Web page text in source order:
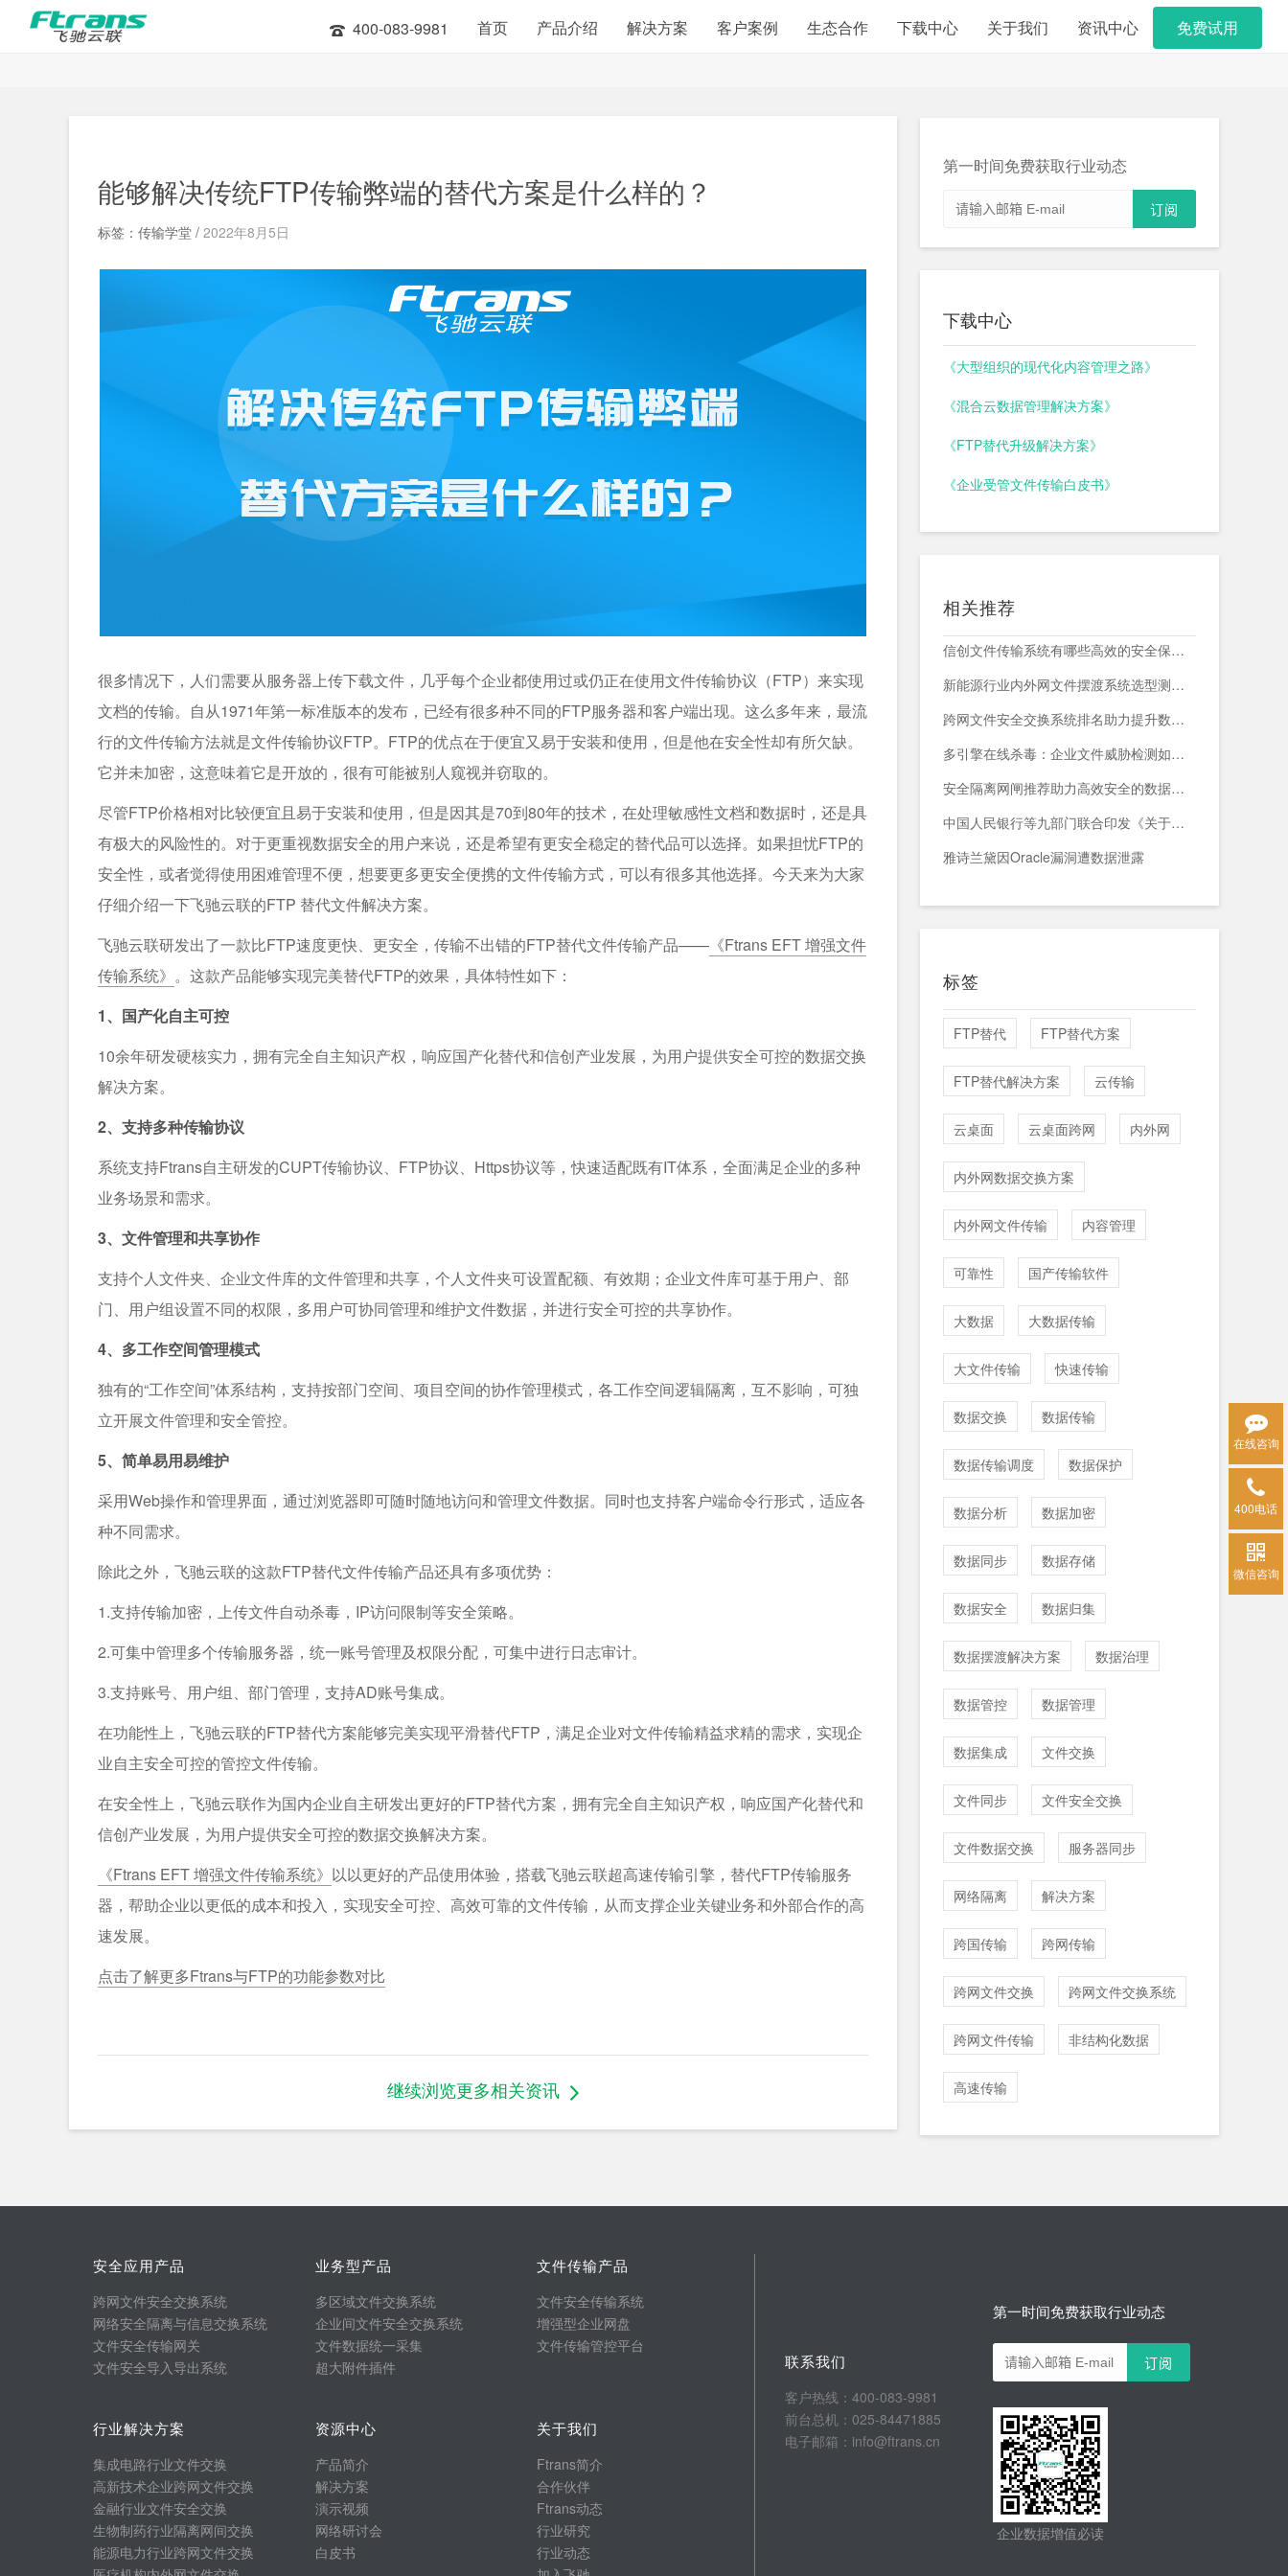
400-083-9981 首页 产品介绍 解决方案 客户案例 生态合作 下载中心 关于我们 资讯中心 免费试用
能够解决传统FTP传输弊端的替代方案是什么样的？
标签：传输学堂 / 2022年8月5日
很多情况下，人们需要从服务器上传下载文件，几乎每个企业都使用过或仍正在使用文件传输协议（FTP）来实现
文档的传输。自从1971年第一标准版本的发布，已经有很多种不同的FTP服务器和客户端出现。这么多年来，最流
行的文件传输方法就是文件传输协议FTP。FTP的优点在于便宜又易于安装和使用，但是他在安全性却有所欠缺。
它并未加密，这意味着它是开放的，很有可能被别人窥视并窃取的。
尽管FTP价格相对比较便宜且易于安装和使用，但是因其是70到80年的技术，在处理敏感性文档和数据时，还是具
有极大的风险性的。对于更重视数据安全的用户来说，还是希望有更安全稳定的替代品可以选择。如果担忧FTP的
安全性，或者觉得使用困难管理不便，想要更多更安全便携的文件传输方式，可以有很多其他选择。今天来为大家
仔细介绍一下飞驰云联的FTP 替代文件解决方案。
飞驰云联研发出了一款比FTP速度更快、更安全，传输不出错的FTP替代文件传输产品—— 《Ftrans EFT 增强文件
传输系统》 。这款产品能够实现完美替代FTP的效果，具体特性如下：
1、国产化自主可控
10余年研发硬核实力，拥有完全自主知识产权，响应国产化替代和信创产业发展，为用户提供安全可控的数据交换
解决方案。
2、支持多种传输协议
系统支持Ftrans自主研发的CUPT传输协议、FTP协议、Https协议等，快速适配既有IT体系，全面满足企业的多种
业务场景和需求。
3、文件管理和共享协作
支持个人文件夹、企业文件库的文件管理和共享，个人文件夹可设置配额、有效期；企业文件库可基于用户、部
门、用户组设置不同的权限，多用户可协同管理和维护文件数据，并进行安全可控的共享协作。
4、多工作空间管理模式
独有的“工作空间”体系结构，支持按部门空间、项目空间的协作管理模式，各工作空间逻辑隔离，互不影响，可独
立开展文件管理和安全管控。
5、简单易用易维护
采用Web操作和管理界面，通过浏览器即可随时随地访问和管理文件数据。同时也支持客户端命令行形式，适应各
种不同需求。
除此之外，飞驰云联的这款FTP替代文件传输产品还具有多项优势：
1.支持传输加密，上传文件自动杀毒，IP访问限制等安全策略。
2.可集中管理多个传输服务器，统一账号管理及权限分配，可集中进行日志审计。
3.支持账号、用户组、部门管理，支持AD账号集成。
在功能性上，飞驰云联的FTP替代方案能够完美实现平滑替代FTP，满足企业对文件传输精益求精的需求，实现企
业自主安全可控的管控文件传输。
在安全性上，飞驰云联作为国内企业自主研发出更好的FTP替代方案，拥有完全自主知识产权，响应国产化替代和
信创产业发展，为用户提供安全可控的数据交换解决方案。
《Ftrans EFT 增强文件传输系统》 以以更好的产品使用体验，搭载飞驰云联超高速传输引擎，替代FTP传输服务
器，帮助企业以更低的成本和投入，实现安全可控、高效可靠的文件传输，从而支撑企业关键业务和外部合作的高
速发展。
点击了解更多Ftrans与FTP的功能参数对比
继续浏览更多相关资讯
第一时间免费获取行业动态
下载中心
《大型组织的现代化内容管理之路》
《混合云数据管理解决方案》
《FTP替代升级解决方案》
《企业受管文件传输白皮书》
相关推荐
信创文件传输系统有哪些高效的安全保障措施？
新能源行业内外网文件摆渡系统选型测评，附头部企业跨网部署案例
跨网文件安全交换系统排名助力提升数据传输安全与效率
多引擎在线杀毒：企业文件威胁检测如何减少漏报与误报？
安全隔离网闸推荐助力高效安全的数据交换与网络防护
中国人民银行等九部门联合印发《关于加强科技金融领域数据开发利用的通知》
雅诗兰黛因Oracle漏洞遭数据泄露
标签
FTP替代 FTP替代方案
FTP替代解决方案 云传输
云桌面 云桌面跨网 内外网
内外网数据交换方案
内外网文件传输 内容管理
可靠性 国产传输软件
大数据 大数据传输
大文件传输 快速传输
数据交换 数据传输
数据传输调度 数据保护
数据分析 数据加密
数据同步 数据存储
数据安全 数据归集
数据摆渡解决方案 数据治理
数据管控 数据管理
数据集成 文件交换
文件同步 文件安全交换
文件数据交换 服务器同步
网络隔离 解决方案
跨国传输 跨网传输
跨网文件交换 跨网文件交换系统
跨网文件传输 非结构化数据
高速传输
在线咨询
400电话
微信咨询
安全应用产品
跨网文件安全交换系统
网络安全隔离与信息交换系统
文件安全传输网关
文件安全导入导出系统
业务型产品
多区域文件交换系统
企业间文件安全交换系统
文件数据统一采集
超大附件插件
文件传输产品
文件安全传输系统
增强型企业网盘
文件传输管控平台
行业解决方案
集成电路行业文件交换
高新技术企业跨网文件交换
金融行业文件安全交换
生物制药行业隔离网间交换
能源电力行业跨网文件交换
资源中心
产品简介
解决方案
演示视频
网络研讨会
白皮书
关于我们
Ftrans简介
合作伙伴
Ftrans动态
行业研究
行业动态
联系我们
客户热线：400-083-9981
前台总机：025-84471885
电子邮箱：info@ftrans.cn
第一时间免费获取行业动态
企业数据增值必读